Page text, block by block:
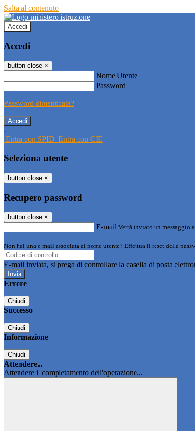
Salta al contenuto
Accedi
Accedi
button close ×
Nome Utente
Password
Password dimenticata?
-
Entra con SPID Entra con CIE
Seleziona utente
button close ×
Recupero password
button close ×
E-mail Verrà inviato un messaggio
Non hai una e-mail associata al nome utente? Effettua il reset della
E-mail inviata, si prega di controllare la casella di posta
Errore
Chiudi
Successo
Chiudi
Informazione
Chiudi
Attendere...
Attendere il completamento dell'operazione...